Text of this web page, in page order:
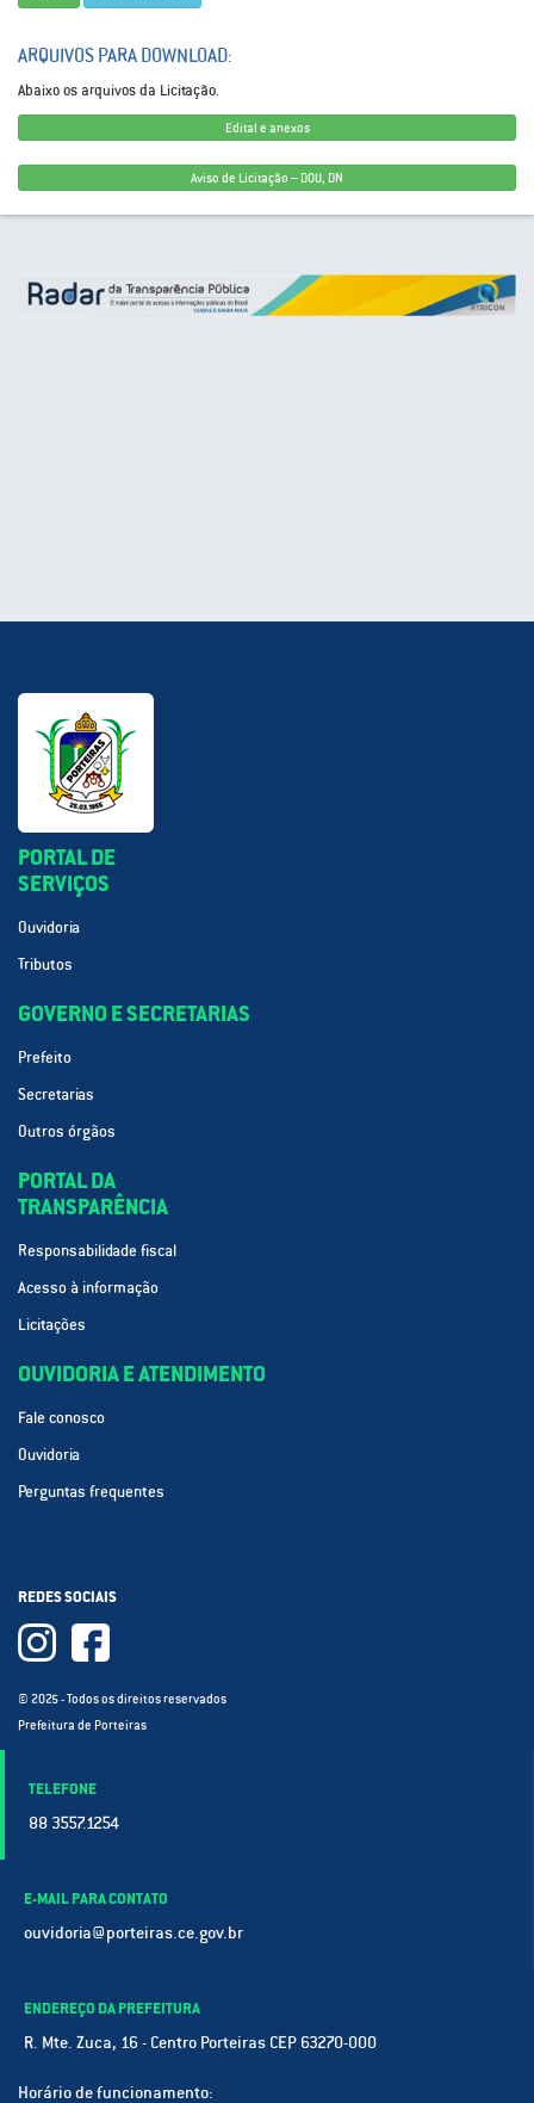
ARQUIVOS PARA DOWNLOAD:
Abaixo os arquivos da Licitação.
Edital e anexos
Aviso de Licitação – DOU, DN
PORTAL DE
SERVIÇOS
Ouvidoria
Tributos
GOVERNO E SECRETARIAS
Prefeito
Secretarias
Outros órgãos
PORTAL DA
TRANSPARÊNCIA
Responsabilidade fiscal
Acesso à informação
Licitações
OUVIDORIA E ATENDIMENTO
Fale conosco
Ouvidoria
Perguntas frequentes
REDES SOCIAIS
© 2025 - Todos os direitos reservados
Prefeitura de Porteiras
TELEFONE
88 3557.1254
E-MAIL PARA CONTATO
ouvidoria@porteiras.ce.gov.br
ENDEREÇO DA PREFEITURA
R. Mte. Zuca, 16 - Centro Porteiras CEP 63270-000
Horário de funcionamento: